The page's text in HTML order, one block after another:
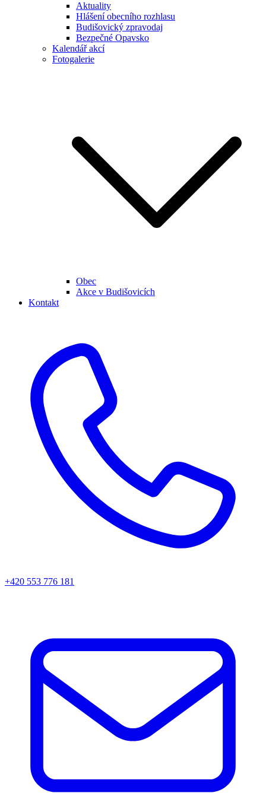
Aktuality
Hlášení obecního rozhlasu
Budišovický zpravodaj
Bezpečné Opavsko
Kalendář akcí
Fotogalerie
Obec
Akce v Budišovicích
Kontakt
+420 553 776 181